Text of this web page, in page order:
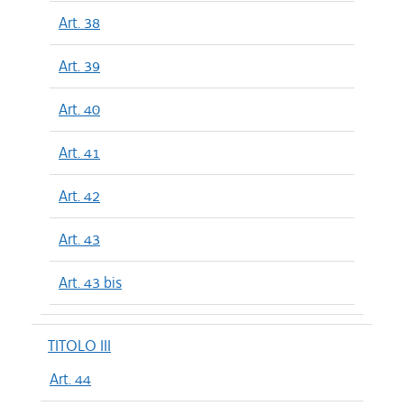
Art. 38
Art. 39
Art. 40
Art. 41
Art. 42
Art. 43
Art. 43 bis
TITOLO III
Art. 44